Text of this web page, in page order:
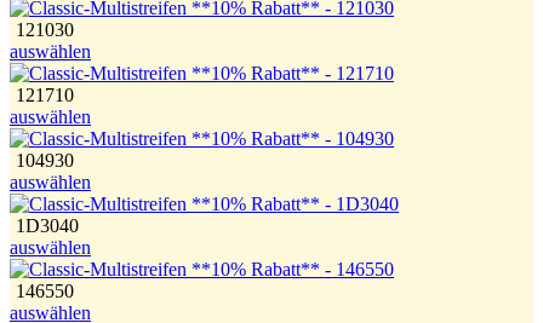
121030
auswählen
121710
auswählen
104930
auswählen
1D3040
auswählen
146550
auswählen